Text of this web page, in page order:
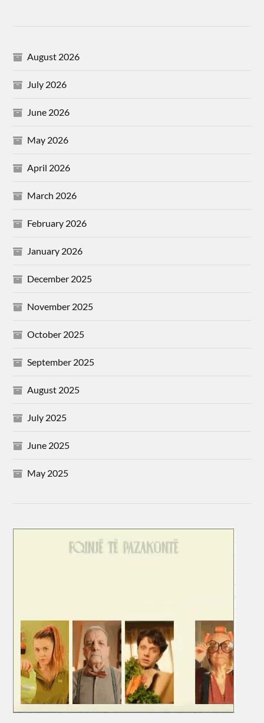
August 2026
July 2026
June 2026
May 2026
April 2026
March 2026
February 2026
January 2026
December 2025
November 2025
October 2025
September 2025
August 2025
July 2025
June 2025
May 2025